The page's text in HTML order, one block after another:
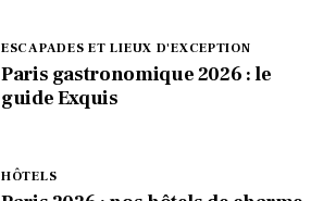
ESCAPADES ET LIEUX D'EXCEPTION
Paris gastronomique 2026 : le
guide Exquis
HÔTELS